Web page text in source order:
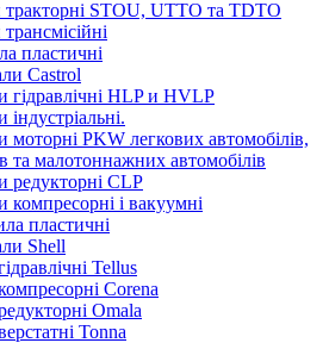
тракторні STOU, UTTO та TDTO
пластичні
Castrol
гідравлічні HLP и HVLP
моторні PKW легкових автомобілів,
та малотоннажних автомобілів
редукторні CLP
компресорні і вакуумні
пластичні
Shell
Tellus
Corena
Omala
Tonna